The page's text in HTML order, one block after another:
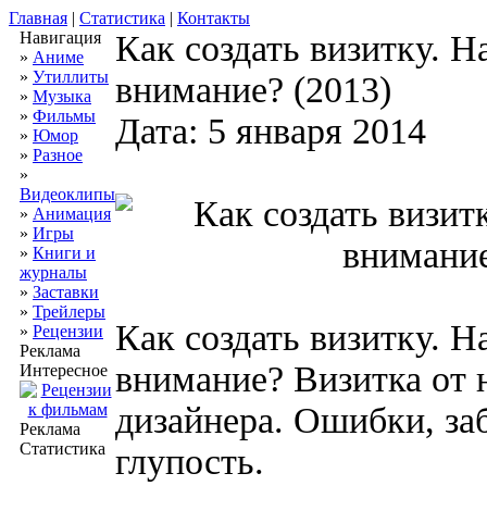
Главная | Статистика | Контакты
Навигация
» Аниме
» Утиллиты
» Музыка
» Фильмы
» Юмор
» Разное
»
Видеоклипы
» Анимация
» Игры
» Книги и
журналы
» Заставки
» Трейлеры
» Рецензии
Реклама
Интересное
Реклама
Статистика
Как создать визитку.
внимание? (2013)
Дата: 5 января 2014
Как создать визитку.
внимание? Визитка от
дизайнера. Ошибки,
глупость.